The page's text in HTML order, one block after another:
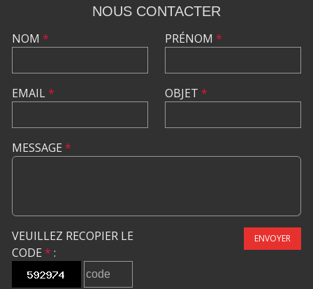
NOUS CONTACTER
NOM *
EMAIL*
PRÉNOM *
OBJET *
MESSAGE *
VEUILLEZ RECOPIER LE
CODE * :
ENVOYER